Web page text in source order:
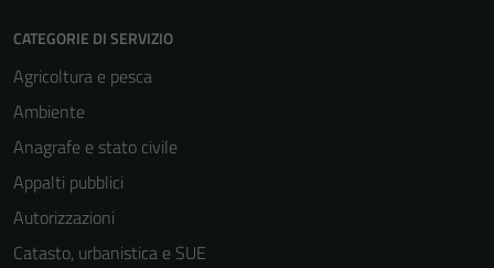
CATEGORIE DI SERVIZIO
Agricoltura e pesca
Ambiente
Anagrafe e stato civile
Appalti pubblici
Autorizzazioni
Catasto, urbanistica e SUE